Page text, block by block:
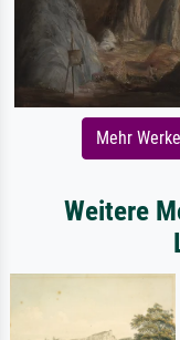
Mehr
Weitere